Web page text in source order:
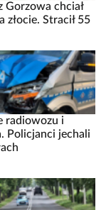
Gorzowa chciał
złocie. Stracił 55
radiowozu i
Policjanci jechali